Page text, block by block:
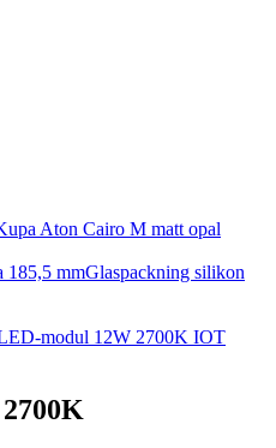
Aton Cairo M matt opal
Glaspackning silikon
modul 12W 2700K IOT